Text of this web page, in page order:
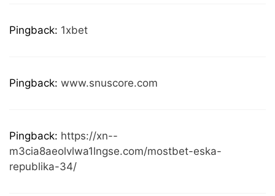
Pingback: 1xbet
Pingback: www.snuscore.com
Pingback: https://xn--
m3cia8aeolvlwa1lngse.com/mostbet-eska-
republika-34/